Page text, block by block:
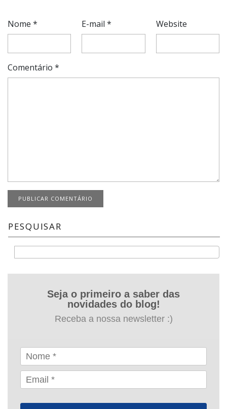
Nome * E-mail* Website
Comentário *
PESQUISAR
Seja o primeiro a saber das
novidades do blog!
Receba a nossa newsletter :)